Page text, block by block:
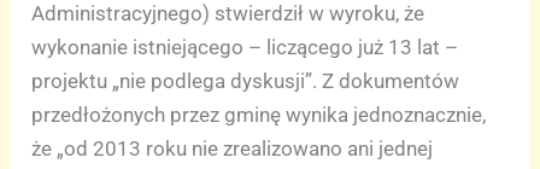
Administracyjnego) stwierdził w wyroku, że
wykonanie istniejącego – liczącego już 13 lat –
projektu „nie podlega dyskusji”. Z dokumentów
przedłożonych przez gminę wynika jednoznacznie,
że „od 2013 roku nie zrealizowano ani jednej